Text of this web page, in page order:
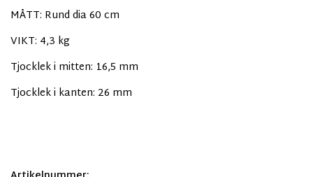
MÅTT: Rund dia 60 cm
VIKT: 4,3 kg
Tjocklek i mitten: 16,5 mm
Tjocklek i kanten: 26 mm